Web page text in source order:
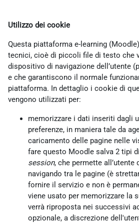
Utilizzo dei cookie
Questa piattaforma e-learning
tecnici, cioè di piccoli file di testo che
dispositivo di navigazione dell’utente
e che garantiscono il normale
piattaforma. In dettaglio i cookie di
vengono utilizzati per:
memorizzare i dati inseriti dagli
preferenze, in maniera tale da
caricamento delle pagine nelle
fare questo Moodle salva 2 tipi
session, che permette all’utente
navigando tra le pagine (è
fornire il servizio e non è
viene usato per memorizzare la
verrà riproposta nei successivi
opzionale, a discrezione